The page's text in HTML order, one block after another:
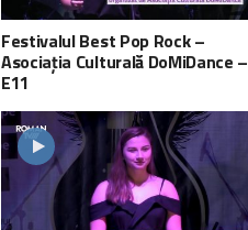
Festivalul Best Pop Rock –
Asociația Culturală DoMiDance –
E11